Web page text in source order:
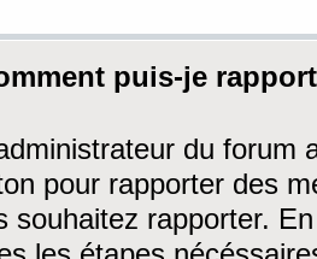
puis-je
du forum
pour rapporter des
souhaitez rapporter.